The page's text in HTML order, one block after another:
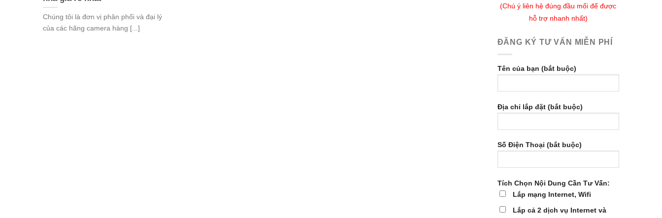
Chúng tôi là đơn vị phân phối và đại lý
của các hãng camera hàng [...]
(Chú ý liên hệ đúng đầu mối để được
hỗ trợ nhanh nhất)
ĐĂNG KÝ TƯ VẤN MIỄN PHÍ
Tên của bạn (bắt buộc)
Địa chỉ lắp đặt (bắt buộc)
Số Điện Thoại (bắt buộc)
Tích Chọn Nội Dung Cần Tư Vấn:
Lắp mạng Internet, Wifi
Lắp cả 2 dịch vụ Internet và